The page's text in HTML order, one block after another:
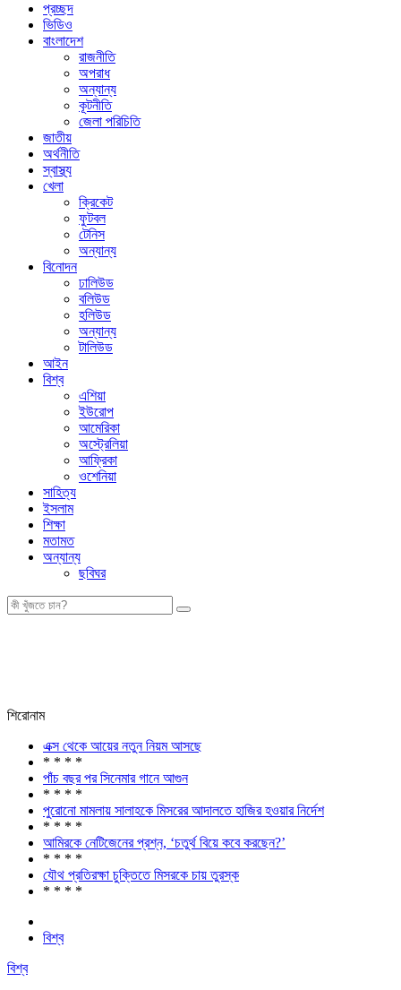
প্রচ্ছদ
ভিডিও
বাংলাদেশ
রাজনীতি
অপরাধ
অন্যান্য
কূটনীতি
জেলা পরিচিতি
জাতীয়
অর্থনীতি
স্বাস্থ্য
খেলা
ক্রিকেট
ফুটবল
টেনিস
অন্যান্য
বিনোদন
ঢালিউড
বলিউড
হলিউড
অন্যান্য
টালিউড
আইন
বিশ্ব
এশিয়া
ইউরোপ
আমেরিকা
অস্ট্রেলিয়া
আফ্রিকা
ওশেনিয়া
সাহিত্য
ইসলাম
শিক্ষা
মতামত
অন্যান্য
ছবিঘর
শিরোনাম
এক্স থেকে আয়ের নতুন নিয়ম আসছে
* * * *
পাঁচ বছর পর সিনেমার গানে আগুন
* * * *
পুরোনো মামলায় সালাহকে মিসরের আদালতে হাজির হওয়ার নির্দেশ
* * * *
আমিরকে নেটিজেনের প্রশ্ন, ‘চতুর্থ বিয়ে কবে করছেন?’
* * * *
যৌথ প্রতিরক্ষা চুক্তিতে মিসরকে চায় তুরস্ক
* * * *
বিশ্ব
বিশ্ব